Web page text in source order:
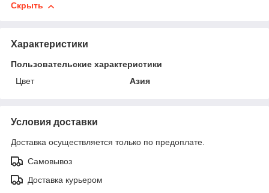
Скрыть
Характеристики
Пользовательские характеристики
Цвет
Азия
Условия доставки
Доставка осуществляется только по предоплате.
Самовывоз
Доставка курьером